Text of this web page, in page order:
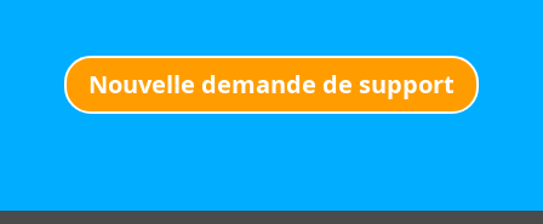
Nouvelle demande de support